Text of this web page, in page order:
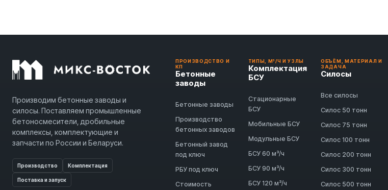
Производим бетонные заводы и
силосы. Поставляем промышленные
бетоносмесители, дробильные
комплексы, комплектующие и
запчасти по России и Беларуси.
Производство Комплектация
Поставка и запуск
ПРОИЗВОДСТВО И
КП
Бетонные
заводы
Бетонные заводы
Производство
бетонных заводов
Бетонный завод
под ключ
РБУ под ключ
Стоимость
ТИПЫ, М³/Ч И УЗЛЫ
Комплектация
БСУ
Стационарные
БСУ
Мобильные БСУ
Модульные БСУ
БСУ 60 м³/ч
БСУ 90 м³/ч
БСУ 120 м³/ч
ОБЪЁМ, МАТЕРИАЛ И
ЗАДАЧА
Силосы
Все силосы
Силос 50 тонн
Силос 75 тонн
Силос 100 тонн
Силос 200 тонн
Силос 300 тонн
Силос 500 тонн